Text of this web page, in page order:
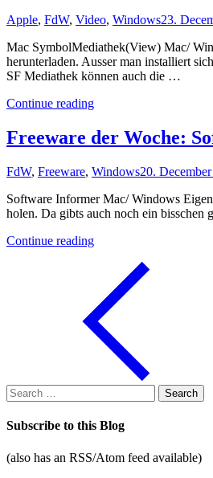
Apple, FdW, Video, Windows23.
Mac SymbolMediathek(View) Mac/
herunterladen. Ausser man installiert
SF Mediathek können auch die …
Continue reading"Freeware
Weihnachten:
Mediathek"
Freeware der Woche:
FdW, Freeware, Windows20.
Software Informer Mac/ Windows
holen. Da gibts auch noch ein bisschen
Continue reading"Freeware
Woche:
Software
Informer"
Search
for:
Subscribe to this Blog
(also has an RSS/Atom feed available)